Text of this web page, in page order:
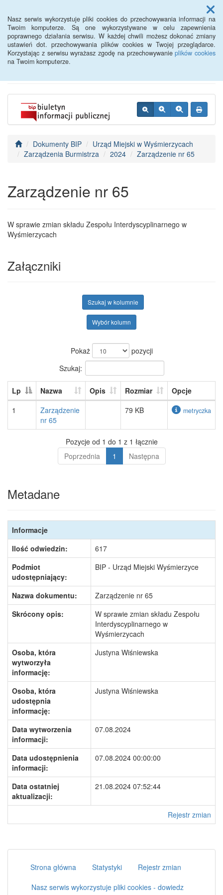
Nasz serwis wykorzystuje pliki cookies do przechowywania informacji na
Twoim komputerze. Są one wykorzystywane w celu zapewnienia
poprawnego działania serwisu. W każdej chwili możesz dokonać zmiany
ustawień dot. przechowywania plików cookies w Twojej przeglądarce.
Korzystając z serwisu wyrażasz zgodę na przechowywanieplików cookies
na Twoim komputerze.
Menu
BIP - Urząd Miejski
Wyśmierzyce
Dokumenty BIP
Urząd Miejski w Wyśmierzycach
Zarządzenia Burmistrza
2024 Zarządzenie nr 65
Zarządzenie nr 65
W sprawie zmian składu Zespołu Interdyscyplinarnego w
Wyśmierzycach
Załączniki
Szukaj w kolumnie
Wybór kolumn
Pokaż
pozycji
Szukaj:
Lp Nazwa Opis Rozmiar
Opcje
1
Zarządzenie
nr 65
79 KB metryczka
Pozycje od 1 do 1 z 1 łącznie
Poprzednia
1 Następna
Metadane
Informacje
Ilość odwiedzin:
617
Podmiot
udostępniający:
BIP - Urząd Miejski Wyśmierzyce
Nazwa dokumentu:
Zarządzenie nr 65
Skrócony opis:
W sprawie zmian składu Zespołu
Interdyscyplinarnego w
Wyśmierzycach
Osoba, która
wytworzyła
informację:
Justyna Wiśniewska
Osoba, która
udostępnia
informację:
Justyna Wiśniewska
Data wytworzenia
informacji:
07.08.2024
Data udostępnienia
informacji:
07.08.2024 00:00:00
Data ostatniej
aktualizacji:
21.08.2024 07:52:44
Rejestr zmian
Strona główna Statystyki
Rejestr zmian
Nasz serwis wykorzystuje pliki cookies - dowiedz